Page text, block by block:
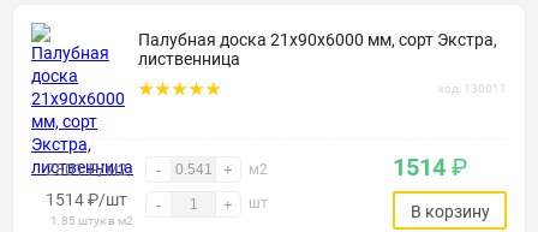
Палубная доска 21х90х6000 мм, сорт Экстра,
лиственница
код: 130011
2801 ₽/м2 - + м2
1514₽/шт
1.85 штук в м2
- + шт
1514 ₽
В корзину